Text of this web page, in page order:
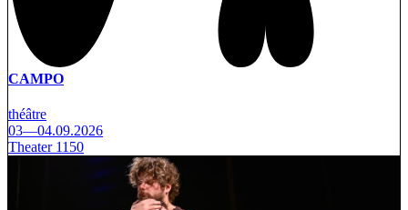
CAMPO
théâtre
03—04.09.2026
Theater 1150